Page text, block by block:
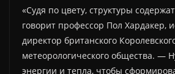
«Судя по цвету, структуры
говорит профессор Пол Хардакер,
директор британского
метеорологического общества. —
энергии и тепла, чтобы